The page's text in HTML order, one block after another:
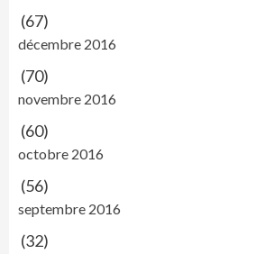
(67)
décembre 2016
(70)
novembre 2016
(60)
octobre 2016
(56)
septembre 2016
(32)